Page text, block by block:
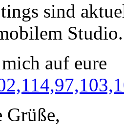
sind
Studio.
auf eure
Grüße,